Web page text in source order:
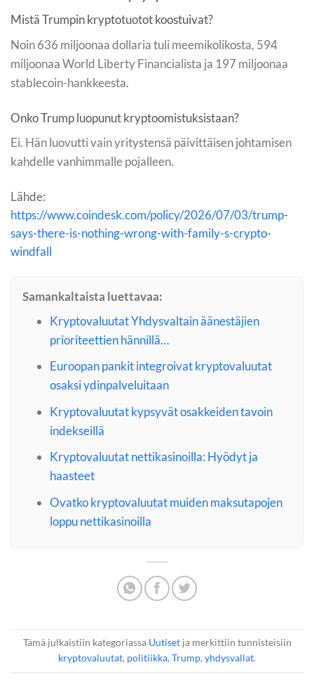
Mistä Trumpin kryptotuotot koostuivat?
Noin 636 miljoonaa dollaria tuli meemikolikosta, 594
miljoonaa World Liberty Financialista ja 197 miljoonaa
stablecoin-hankkeesta.
Onko Trump luopunut kryptoomistuksistaan?
Ei. Hän luovutti vain yritystensä päivittäisen johtamisen
kahdelle vanhimmalle pojalleen.
Lähde:
https://www.coindesk.com/policy/2026/07/03/trump-
says-there-is-nothing-wrong-with-family-s-crypto-
windfall
Samankaltaista luettavaa:
Kryptovaluutat Yhdysvaltain äänestäjien
prioriteettien hännillä…
Euroopan pankit integroivat kryptovaluutat
osaksi ydinpalveluitaan
Kryptovaluutat kypsyvät osakkeiden tavoin
indekseillä
Kryptovaluutat nettikasinoilla: Hyödyt ja
haasteet
Ovatko kryptovaluutat muiden maksutapojen
loppu nettikasinoilla
Tämä julkaistiin kategoriassa Uutisetja merkittiin tunnisteisiin
kryptovaluutat, politiikka, Trump, yhdysvallat.